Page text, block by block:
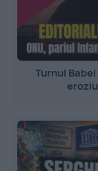
Turnul